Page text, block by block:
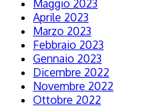
Maggio 2023
Aprile 2023
Marzo 2023
Febbraio 2023
Gennaio 2023
Dicembre 2022
Novembre 2022
Ottobre 2022